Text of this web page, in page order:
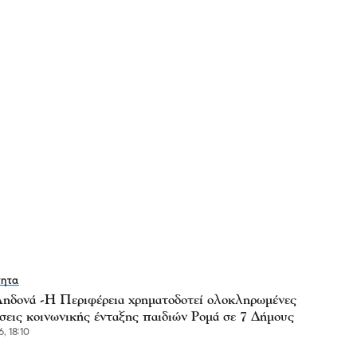
-Η Περιφέρεια χρηματοδοτεί ολοκληρωμένες
κοινωνικής ένταξης παιδιών Ρομά σε 7 Δήμους
18:10